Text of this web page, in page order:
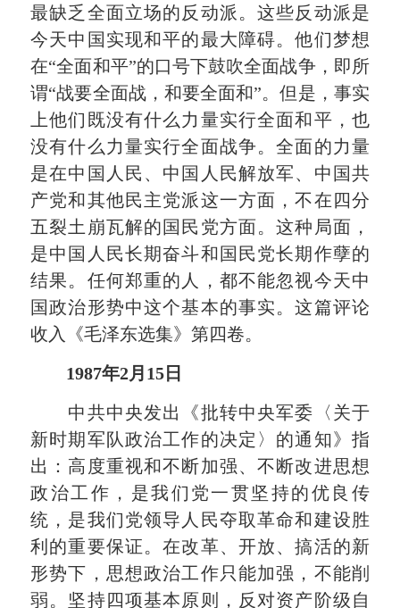
最缺乏全面立场的反动派。这些反动派是
今天中国实现和平的最大障碍。他们梦想
在“全面和平”的口号下鼓吹全面战争，即所
谓“战要全面战，和要全面和”。但是，事实
上他们既没有什么力量实行全面和平，也
没有什么力量实行全面战争。全面的力量
是在中国人民、中国人民解放军、中国共
产党和其他民主党派这一方面，不在四分
五裂土崩瓦解的国民党方面。这种局面，
是中国人民长期奋斗和国民党长期作孽的
结果。任何郑重的人，都不能忽视今天中
国政治形势中这个基本的事实。这篇评论
收入《毛泽东选集》第四卷。
1987年2月15日
中共中央发出《批转中央军委〈关于
新时期军队政治工作的决定〉的通知》指
出：高度重视和不断加强、不断改进思想
政治工作，是我们党一贯坚持的优良传
统，是我们党领导人民夺取革命和建设胜
利的重要保证。在改革、开放、搞活的新
形势下，思想政治工作只能加强，不能削
弱。坚持四项基本原则，反对资产阶级自